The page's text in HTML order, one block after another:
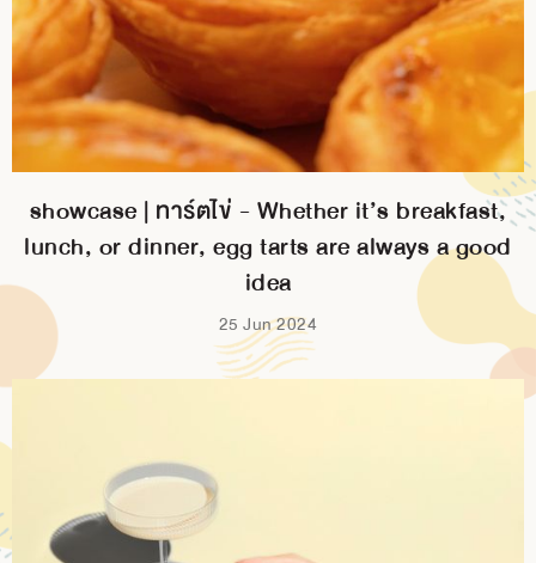
showcase | ทาร์ตไข่ - Whether it’s breakfast,
lunch, or dinner, egg tarts are always a good
idea
25 Jun 2024